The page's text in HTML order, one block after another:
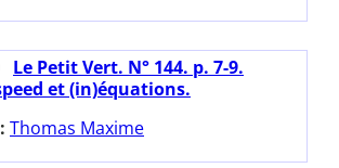
Le Petit Vert. N° 144. p. 7-9.
et (in)équations.
Thomas Maxime